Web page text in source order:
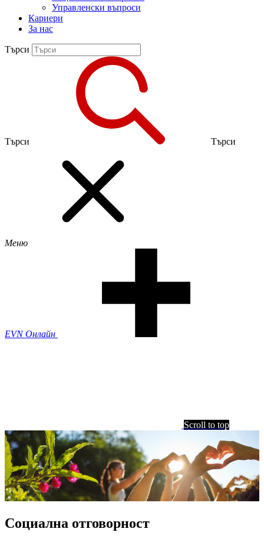
Управленски въпроси
Кариери
За нас
Търси
Търси Търси
Меню
EVN Онлайн
Scroll to top
Социална отговорност